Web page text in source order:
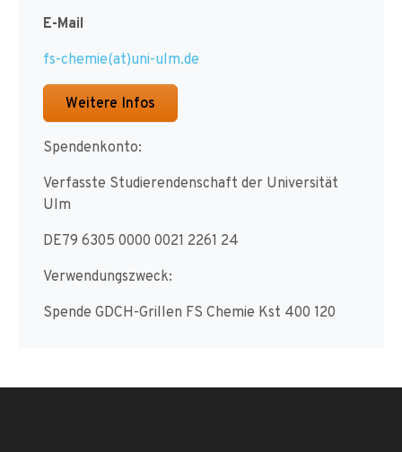
E-Mail
fs-chemie(at)uni-ulm.de
Weitere Infos
Spendenkonto:
Verfasste Studierendenschaft der Universität
Ulm
DE79 6305 0000 0021 2261 24
Verwendungszweck:
Spende GDCH-Grillen FS Chemie Kst 400 120